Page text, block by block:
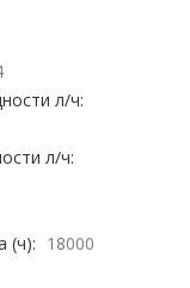
л/ч:
л/ч:
(ч): 18000